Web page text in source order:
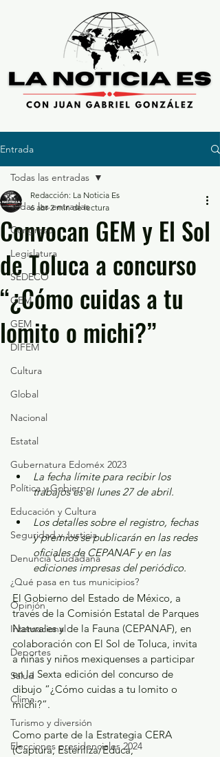
Entrada
Todas las entradas
Congreso
Legislatura
SEDECO
GEM
GEM
DIFEM
Cultura
Global
Nacional
Estatal
Gubernatura Edoméx 2023
Política y Gobierno
Educación y Cultura
Seguridad y Justicia
Denuncia Ciudadana
¿Qué pasa en tus municipios?
Opinión
Internacional
Deportes
Salud
Clima
Turismo y diversión
Elecciones presidenciales 2024
Todas las entradas
Convocan GEM y El Sol
de Toluca a concurso
“¿Cómo cuidas a tu
lomito o michi?”
Redacción: La Noticia Es
6 abr 2 min de lectura
La fecha límite para recibir los
trabajos es el lunes 27 de abril.
Los detalles sobre el registro, fechas
y premios se publicarán en las redes
oficiales de CEPANAF y en las
ediciones impresas del periódico.
El Gobierno del Estado de México, a
través de la Comisión Estatal de Parques
Naturales y de la Fauna (CEPANAF), en
colaboración con El Sol de Toluca, invita
a niñas y niños mexiquenses a participar
en la Sexta edición del concurso de
dibujo “¿Cómo cuidas a tu lomito o
michi?”.
Como parte de la Estrategia CERA
(Captura, Esteriliza/Educa,